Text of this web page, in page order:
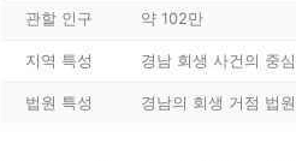
관할 인구 약 102만
지역 특성 경남 회생 사건의 중
법원 특성 경남의 회생 거점 법